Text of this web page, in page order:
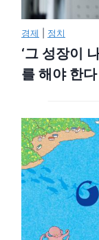
경제 정치
‘그 성장이
를 해야 한다